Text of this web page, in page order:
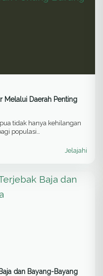
Melalui Daerah Penting
tidak hanya kehilangan
populasi…
Jelajahi
dan Bayang-Bayang